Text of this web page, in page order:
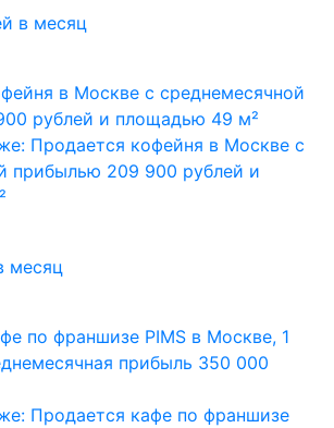
в месяц
Продается кофейня в Москве с
прибылью 209 900 рублей и
месяц
Продается кафе по франшизе